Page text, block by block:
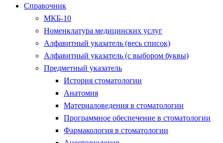
Справочник
МКБ-10
Номенклатура медицинских услуг
Алфавитный указатель (весь список)
Алфавитный указатель (с выбором буквы)
Предметный указатель
История стоматологии
Анатомия
Материаловедения в стоматологии
Программное обеспечение в стоматологии
Фармакология в стоматологии